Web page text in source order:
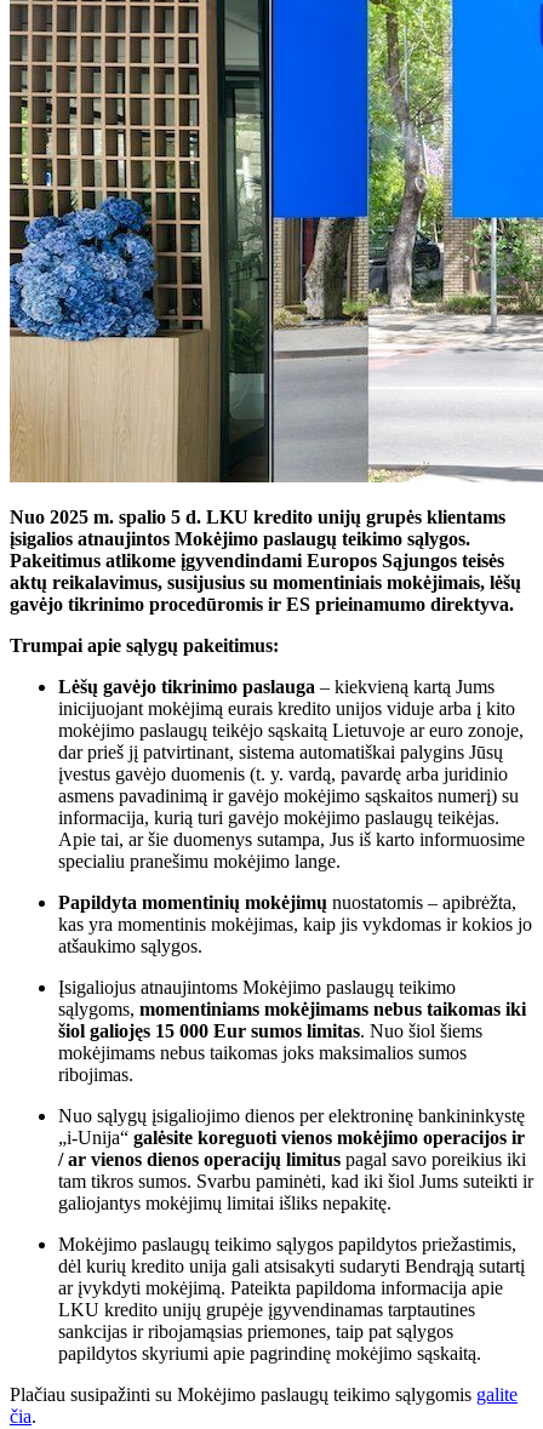
Nuo 2025 m. spalio 5 d. LKU kredito unijų grupės klientams
įsigalios atnaujintos Mokėjimo paslaugų teikimo sąlygos.
Pakeitimus atlikome įgyvendindami Europos Sąjungos teisės
aktų reikalavimus, susijusius su momentiniais mokėjimais, lėšų
gavėjo tikrinimo procedūromis ir ES prieinamumo direktyva.
Trumpai apie sąlygų pakeitimus:
Lėšų gavėjo tikrinimo paslauga – kiekvieną kartą Jums
inicijuojant mokėjimą eurais kredito unijos viduje arba į kito
mokėjimo paslaugų teikėjo sąskaitą Lietuvoje ar euro zonoje,
dar prieš jį patvirtinant, sistema automatiškai palygins Jūsų
įvestus gavėjo duomenis (t. y. vardą, pavardę arba juridinio
asmens pavadinimą ir gavėjo mokėjimo sąskaitos numerį) su
informacija, kurią turi gavėjo mokėjimo paslaugų teikėjas.
Apie tai, ar šie duomenys sutampa, Jus iš karto informuosime
specialiu pranešimu mokėjimo lange.
Papildyta momentinių mokėjimų nuostatomis – apibrėžta,
kas yra momentinis mokėjimas, kaip jis vykdomas ir kokios jo
atšaukimo sąlygos.
Įsigaliojus atnaujintoms Mokėjimo paslaugų teikimo
sąlygoms, momentiniams mokėjimams nebus taikomas iki
šiol galiojęs 15 000 Eur sumos limitas. Nuo šiol šiems
mokėjimams nebus taikomas joks maksimalios sumos
ribojimas.
Nuo sąlygų įsigaliojimo dienos per elektroninę bankininkystę
„i-Unija“ galėsite koreguoti vienos mokėjimo operacijos ir
/ ar vienos dienos operacijų limitus pagal savo poreikius iki
tam tikros sumos. Svarbu paminėti, kad iki šiol Jums suteikti ir
galiojantys mokėjimų limitai išliks nepakitę.
Mokėjimo paslaugų teikimo sąlygos papildytos priežastimis,
dėl kurių kredito unija gali atsisakyti sudaryti Bendrąją sutartį
ar įvykdyti mokėjimą. Pateikta papildoma informacija apie
LKU kredito unijų grupėje įgyvendinamas tarptautines
sankcijas ir ribojamąsias priemones, taip pat sąlygos
papildytos skyriumi apie pagrindinę mokėjimo sąskaitą.
Plačiau susipažinti su Mokėjimo paslaugų teikimo sąlygomis galite
čia.